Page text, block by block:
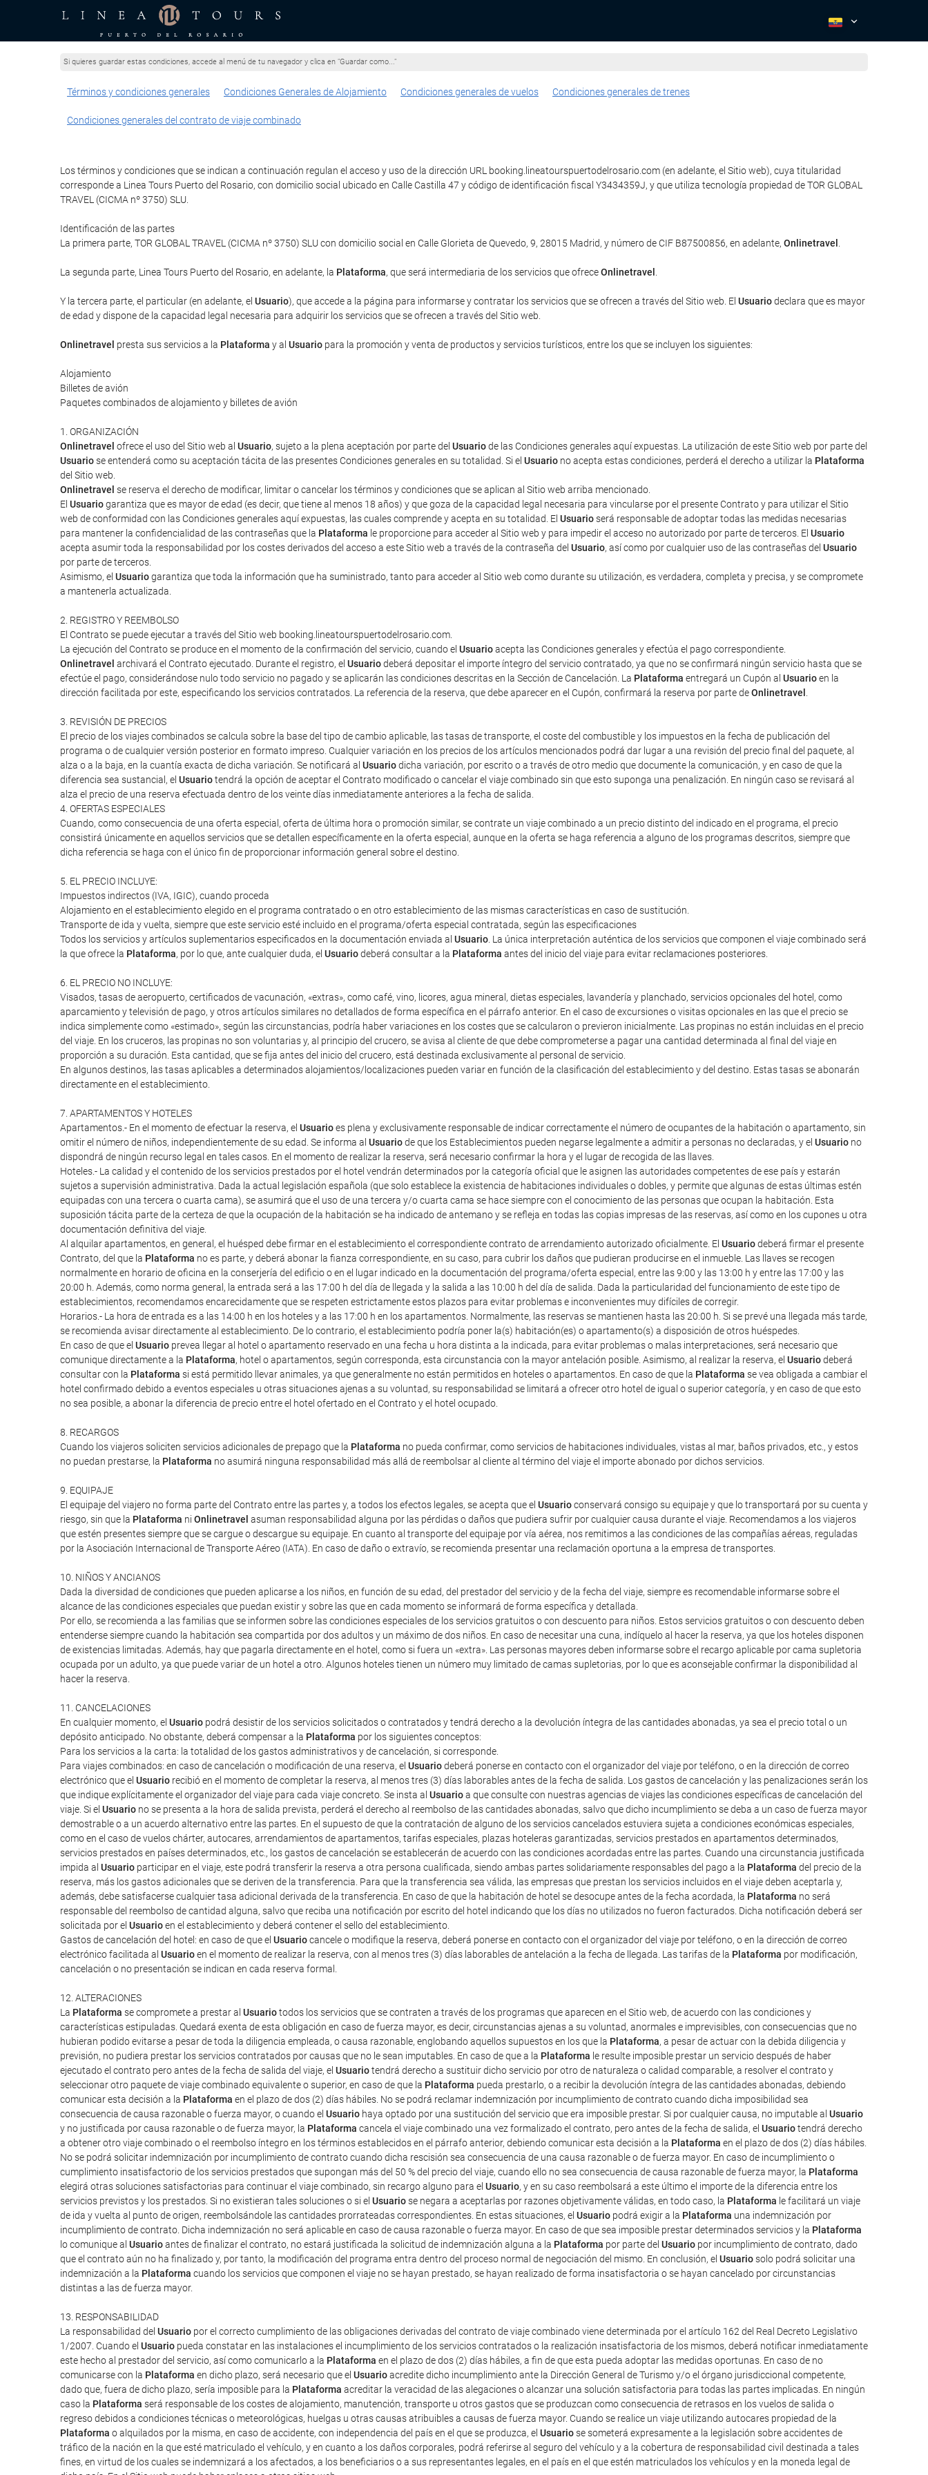
Si quieres guardar estas condiciones, accede al menú de tu navegador y clica en "Guardar como..."
Términos y condiciones generales Condiciones Generales de Alojamiento Condiciones generales de vuelos Condiciones generales de trenes
Condiciones generales del contrato de viaje combinado
Los términos y condiciones que se indican a continuación regulan el acceso y uso de la dirección URL booking.lineatourspuertodelrosario.com (en adelante, el Sitio web), cuya titularidad
corresponde a Linea Tours Puerto del Rosario, con domicilio social ubicado en Calle Castilla 47 y código de identificación fiscal Y3434359J, y que utiliza tecnología propiedad de TOR GLOBAL
TRAVEL (CICMA nº 3750) SLU.
Identificación de las partes
La primera parte, TOR GLOBAL TRAVEL (CICMA nº 3750) SLU con domicilio social en Calle Glorieta de Quevedo, 9, 28015 Madrid, y número de CIF B87500856, en adelante, Onlinetravel
La segunda parte, Linea Tours Puerto del Rosario, en adelante, la Plataforma, que será intermediaria de los servicios que ofreceOnlinetravel
Y la tercera parte, el particular (en adelante, el Usuario), que accede a la página para informarse y contratar los servicios que se ofrecen a través del Sitio web. El Usuariodeclara que es mayor
de edad y dispone de la capacidad legal necesaria para adquirir los servicios que se ofrecen a través del Sitio web.
Onlinetravel presta sus servicios a la Plataforma y al Usuario para la promoción y venta de productos y servicios turísticos, entre los que se incluyen los siguientes:
Alojamiento
Billetes de avión
Paquetes combinados de alojamiento y billetes de avión
1. ORGANIZACIÓN
Onlinetravel ofrece el uso del Sitio web al Usuario, sujeto a la plena aceptación por parte del Usuariode las Condiciones generales aquí expuestas. La utilización de este Sitio web por parte del
Usuariose entenderá como su aceptación tácita de las presentes Condiciones generales en su totalidad. Si el Usuario no acepta estas condiciones, perderá el derecho a utilizar la Plataforma
del Sitio web.
Onlinetravel se reserva el derecho de modificar, limitar o cancelar los términos y condiciones que se aplican al Sitio web arriba mencionado.
El Usuariogarantiza que es mayor de edad (es decir, que tiene al menos 18 años) y que goza de la capacidad legal necesaria para vincularse por el presente Contrato y para utilizar el Sitio
web de conformidad con las Condiciones generales aquí expuestas, las cuales comprende y acepta en su totalidad. El Usuarioserá responsable de adoptar todas las medidas necesarias
para mantener la confidencialidad de las contraseñas que la Plataforma le proporcione para acceder al Sitio web y para impedir el acceso no autorizado por parte de terceros. El Usuario
acepta asumir toda la responsabilidad por los costes derivados del acceso a este Sitio web a través de la contraseña del Usuario, así como por cualquier uso de las contraseñas del Usuario
por parte de terceros.
Asimismo, el Usuariogarantiza que toda la información que ha suministrado, tanto para acceder al Sitio web como durante su utilización, es verdadera, completa y precisa, y se compromete
a mantenerla actualizada.
2. REGISTRO Y REEMBOLSO
El Contrato se puede ejecutar a través del Sitio web booking.lineatourspuertodelrosario.com.
La ejecución del Contrato se produce en el momento de la confirmación del servicio, cuando el Usuarioacepta las Condiciones generales y efectúa el pago correspondiente.
Onlinetravel archivará el Contrato ejecutado. Durante el registro, el Usuariodeberá depositar el importe íntegro del servicio contratado, ya que no se confirmará ningún servicio hasta que se
efectúe el pago, considerándose nulo todo servicio no pagado y se aplicarán las condiciones descritas en la Sección de Cancelación. La Plataforma entregará un Cupón al Usuarioen la
dirección facilitada por este, especificando los servicios contratados. La referencia de la reserva, que debe aparecer en el Cupón, confirmará la reserva por parte deOnlinetravel
3. REVISIÓN DE PRECIOS
El precio de los viajes combinados se calcula sobre la base del tipo de cambio aplicable, las tasas de transporte, el coste del combustible y los impuestos en la fecha de publicación del
programa o de cualquier versión posterior en formato impreso. Cualquier variación en los precios de los artículos mencionados podrá dar lugar a una revisión del precio final del paquete, al
alza o a la baja, en la cuantía exacta de dicha variación. Se notificará al Usuariodicha variación, por escrito o a través de otro medio que documente la comunicación, y en caso de que la
diferencia sea sustancial, el Usuariotendrá la opción de aceptar el Contrato modificado o cancelar el viaje combinado sin que esto suponga una penalización. En ningún caso se revisará al
alza el precio de una reserva efectuada dentro de los veinte días inmediatamente anteriores a la fecha de salida.
4. OFERTAS ESPECIALES
Cuando, como consecuencia de una oferta especial, oferta de última hora o promoción similar, se contrate un viaje combinado a un precio distinto del indicado en el programa, el precio
consistirá únicamente en aquellos servicios que se detallen específicamente en la oferta especial, aunque en la oferta se haga referencia a alguno de los programas descritos, siempre que
dicha referencia se haga con el único fin de proporcionar información general sobre el destino.
5. EL PRECIO INCLUYE:
Impuestos indirectos (IVA, IGIC), cuando proceda
Alojamiento en el establecimiento elegido en el programa contratado o en otro establecimiento de las mismas características en caso de sustitución.
Transporte de ida y vuelta, siempre que este servicio esté incluido en el programa/oferta especial contratada, según las especificaciones
Todos los servicios y artículos suplementarios especificados en la documentación enviada al Usuario . La única interpretación auténtica de los servicios que componen el viaje combinado será
la que ofrece la Plataforma, por lo que, ante cualquier duda, el Usuariodeberá consultar a la Plataforma antes del inicio del viaje para evitar reclamaciones posteriores.
6. EL PRECIO NO INCLUYE:
Visados, tasas de aeropuerto, certificados de vacunación, «extras», como café, vino, licores, agua mineral, dietas especiales, lavandería y planchado, servicios opcionales del hotel, como
aparcamiento y televisión de pago, y otros artículos similares no detallados de forma específica en el párrafo anterior. En el caso de excursiones o visitas opcionales en las que el precio se
indica simplemente como «estimado», según las circunstancias, podría haber variaciones en los costes que se calcularon o previeron inicialmente. Las propinas no están incluidas en el precio
del viaje. En los cruceros, las propinas no son voluntarias y, al principio del crucero, se avisa al cliente de que debe comprometerse a pagar una cantidad determinada al final del viaje en
proporción a su duración. Esta cantidad, que se fija antes del inicio del crucero, está destinada exclusivamente al personal de servicio.
En algunos destinos, las tasas aplicables a determinados alojamientos/localizaciones pueden variar en función de la clasificación del establecimiento y del destino. Estas tasas se abonarán
directamente en el establecimiento.
7. APARTAMENTOS Y HOTELES
Apartamentos.- En el momento de efectuar la reserva, el Usuarioes plena y exclusivamente responsable de indicar correctamente el número de ocupantes de la habitación o apartamento, sin
omitir el número de niños, independientemente de su edad. Se informa al Usuariode que los Establecimientos pueden negarse legalmente a admitir a personas no declaradas, y el Usuario no
dispondrá de ningún recurso legal en tales casos. En el momento de realizar la reserva, será necesario confirmar la hora y el lugar de recogida de las llaves.
Hoteles.- La calidad y el contenido de los servicios prestados por el hotel vendrán determinados por la categoría oficial que le asignen las autoridades competentes de ese país y estarán
sujetos a supervisión administrativa. Dada la actual legislación española (que solo establece la existencia de habitaciones individuales o dobles, y permite que algunas de estas últimas estén
equipadas con una tercera o cuarta cama), se asumirá que el uso de una tercera y/o cuarta cama se hace siempre con el conocimiento de las personas que ocupan la habitación. Esta
suposición tácita parte de la certeza de que la ocupación de la habitación se ha indicado de antemano y se refleja en todas las copias impresas de las reservas, así como en los cupones u otra
documentación definitiva del viaje.
Al alquilar apartamentos, en general, el huésped debe firmar en el establecimiento el correspondiente contrato de arrendamiento autorizado oficialmente. El Usuariodeberá firmar el presente
Contrato, del que la Plataforma no es parte, y deberá abonar la fianza correspondiente, en su caso, para cubrir los daños que pudieran producirse en el inmueble. Las llaves se recogen
normalmente en horario de oficina en la conserjería del edificio o en el lugar indicado en la documentación del programa/oferta especial, entre las 9:00 y las 13:00 h y entre las 17:00 y las
20:00 h. Además, como norma general, la entrada será a las 17:00 h del día de llegada y la salida a las 10:00 h del día de salida. Dada la particularidad del funcionamiento de este tipo de
establecimientos, recomendamos encarecidamente que se respeten estrictamente estos plazos para evitar problemas e inconvenientes muy difíciles de corregir.
Horarios.- La hora de entrada es a las 14:00 h en los hoteles y a las 17:00 h en los apartamentos. Normalmente, las reservas se mantienen hasta las 20:00 h. Si se prevé una llegada más tarde,
se recomienda avisar directamente al establecimiento. De lo contrario, el establecimiento podría poner la(s) habitación(es) o apartamento(s) a disposición de otros huéspedes.
En caso de que el Usuario prevea llegar al hotel o apartamento reservado en una fecha u hora distinta a la indicada, para evitar problemas o malas interpretaciones, será necesario que
comunique directamente a la Plataforma, hotel o apartamentos, según corresponda, esta circunstancia con la mayor antelación posible. Asimismo, al realizar la reserva, el Usuariodeberá
consultar con la Plataforma si está permitido llevar animales, ya que generalmente no están permitidos en hoteles o apartamentos. En caso de que la Plataforma se vea obligada a cambiar el
hotel confirmado debido a eventos especiales u otras situaciones ajenas a su voluntad, su responsabilidad se limitará a ofrecer otro hotel de igual o superior categoría, y en caso de que esto
no sea posible, a abonar la diferencia de precio entre el hotel ofertado en el Contrato y el hotel ocupado.
8. RECARGOS
Cuando los viajeros soliciten servicios adicionales de prepago que la Plataforma no pueda confirmar, como servicios de habitaciones individuales, vistas al mar, baños privados, etc., y estos
no puedan prestarse, la Plataforma no asumirá ninguna responsabilidad más allá de reembolsar al cliente al término del viaje el importe abonado por dichos servicios.
9. EQUIPAJE
El equipaje del viajero no forma parte del Contrato entre las partes y, a todos los efectos legales, se acepta que el Usuarioconservará consigo su equipaje y que lo transportará por su cuenta y
riesgo, sin que la Plataforma ni Onlinetravel asuman responsabilidad alguna por las pérdidas o daños que pudiera sufrir por cualquier causa durante el viaje. Recomendamos a los viajeros
que estén presentes siempre que se cargue o descargue su equipaje. En cuanto al transporte del equipaje por vía aérea, nos remitimos a las condiciones de las compañías aéreas, reguladas
por la Asociación Internacional de Transporte Aéreo (IATA). En caso de daño o extravío, se recomienda presentar una reclamación oportuna a la empresa de transportes.
10. NIÑOS Y ANCIANOS
Dada la diversidad de condiciones que pueden aplicarse a los niños, en función de su edad, del prestador del servicio y de la fecha del viaje, siempre es recomendable informarse sobre el
alcance de las condiciones especiales que puedan existir y sobre las que en cada momento se informará de forma específica y detallada.
Por ello, se recomienda a las familias que se informen sobre las condiciones especiales de los servicios gratuitos o con descuento para niños. Estos servicios gratuitos o con descuento deben
entenderse siempre cuando la habitación sea compartida por dos adultos y un máximo de dos niños. En caso de necesitar una cuna, indíquelo al hacer la reserva, ya que los hoteles disponen
de existencias limitadas. Además, hay que pagarla directamente en el hotel, como si fuera un «extra». Las personas mayores deben informarse sobre el recargo aplicable por cama supletoria
ocupada por un adulto, ya que puede variar de un hotel a otro. Algunos hoteles tienen un número muy limitado de camas supletorias, por lo que es aconsejable confirmar la disponibilidad al
hacer la reserva.
11. CANCELACIONES
En cualquier momento, el Usuario podrá desistir de los servicios solicitados o contratados y tendrá derecho a la devolución íntegra de las cantidades abonadas, ya sea el precio total o un
depósito anticipado. No obstante, deberá compensar a la Plataforma por los siguientes conceptos:
Para los servicios a la carta: la totalidad de los gastos administrativos y de cancelación, si corresponde.
Para viajes combinados: en caso de cancelación o modificación de una reserva, el Usuariodeberá ponerse en contacto con el organizador del viaje por teléfono, o en la dirección de correo
electrónico que el Usuario recibió en el momento de completar la reserva, al menos tres (3) días laborables antes de la fecha de salida. Los gastos de cancelación y las penalizaciones serán los
que indique explícitamente el organizador del viaje para cada viaje concreto. Se insta al Usuarioa que consulte con nuestras agencias de viajes las condiciones específicas de cancelación del
viaje. Si el Usuario no se presenta a la hora de salida prevista, perderá el derecho al reembolso de las cantidades abonadas, salvo que dicho incumplimiento se deba a un caso de fuerza mayor
demostrable o a un acuerdo alternativo entre las partes. En el supuesto de que la contratación de alguno de los servicios cancelados estuviera sujeta a condiciones económicas especiales,
como en el caso de vuelos chárter, autocares, arrendamientos de apartamentos, tarifas especiales, plazas hoteleras garantizadas, servicios prestados en apartamentos determinados,
servicios prestados en países determinados, etc., los gastos de cancelación se establecerán de acuerdo con las condiciones acordadas entre las partes. Cuando una circunstancia justificada
impida al Usuario participar en el viaje, este podrá transferir la reserva a otra persona cualificada, siendo ambas partes solidariamente responsables del pago a la Plataforma del precio de la
reserva, más los gastos adicionales que se deriven de la transferencia. Para que la transferencia sea válida, las empresas que prestan los servicios incluidos en el viaje deben aceptarla y,
además, debe satisfacerse cualquier tasa adicional derivada de la transferencia. En caso de que la habitación de hotel se desocupe antes de la fecha acordada, la Plataforma no será
responsable del reembolso de cantidad alguna, salvo que reciba una notificación por escrito del hotel indicando que los días no utilizados no fueron facturados. Dicha notificación deberá ser
solicitada por el Usuarioen el establecimiento y deberá contener el sello del establecimiento.
Gastos de cancelación del hotel: en caso de que el Usuariocancele o modifique la reserva, deberá ponerse en contacto con el organizador del viaje por teléfono, o en la dirección de correo
electrónico facilitada al Usuarioen el momento de realizar la reserva, con al menos tres (3) días laborables de antelación a la fecha de llegada. Las tarifas de la Plataforma por modificación,
cancelación o no presentación se indican en cada reserva formal.
12. ALTERACIONES
La Plataforma se compromete a prestar al Usuariotodos los servicios que se contraten a través de los programas que aparecen en el Sitio web, de acuerdo con las condiciones y
características estipuladas. Quedará exenta de esta obligación en caso de fuerza mayor, es decir, circunstancias ajenas a su voluntad, anormales e imprevisibles, con consecuencias que no
hubieran podido evitarse a pesar de toda la diligencia empleada, o causa razonable, englobando aquellos supuestos en los que la Plataforma, a pesar de actuar con la debida diligencia y
previsión, no pudiera prestar los servicios contratados por causas que no le sean imputables. En caso de que a la Plataforma le resulte imposible prestar un servicio después de haber
ejecutado el contrato pero antes de la fecha de salida del viaje, el Usuariotendrá derecho a sustituir dicho servicio por otro de naturaleza o calidad comparable, a resolver el contrato y
seleccionar otro paquete de viaje combinado equivalente o superior, en caso de que la Plataforma pueda prestarlo, o a recibir la devolución íntegra de las cantidades abonadas, debiendo
comunicar esta decisión a la Plataforma en el plazo de dos (2) días hábiles. No se podrá reclamar indemnización por incumplimiento de contrato cuando dicha imposibilidad sea
consecuencia de causa razonable o fuerza mayor, o cuando el Usuario haya optado por una sustitución del servicio que era imposible prestar. Si por cualquier causa, no imputable al Usuario
y no justificada por causa razonable o de fuerza mayor, la Plataforma cancela el viaje combinado una vez formalizado el contrato, pero antes de la fecha de salida, el Usuariotendrá derecho
a obtener otro viaje combinado o el reembolso íntegro en los términos establecidos en el párrafo anterior, debiendo comunicar esta decisión a la Plataforma en el plazo de dos (2) días hábiles.
No se podrá solicitar indemnización por incumplimiento de contrato cuando dicha rescisión sea consecuencia de una causa razonable o de fuerza mayor. En caso de incumplimiento o
cumplimiento insatisfactorio de los servicios prestados que supongan más del 50 % del precio del viaje, cuando ello no sea consecuencia de causa razonable de fuerza mayor, la Plataforma
elegirá otras soluciones satisfactorias para continuar el viaje combinado, sin recargo alguno para el Usuario, y en su caso reembolsará a este último el importe de la diferencia entre los
servicios previstos y los prestados. Si no existieran tales soluciones o si el Usuariose negara a aceptarlas por razones objetivamente válidas, en todo caso, la Plataforma le facilitará un viaje
de ida y vuelta al punto de origen, reembolsándole las cantidades prorrateadas correspondientes. En estas situaciones, el Usuario podrá exigir a la Plataforma una indemnización por
incumplimiento de contrato. Dicha indemnización no será aplicable en caso de causa razonable o fuerza mayor. En caso de que sea imposible prestar determinados servicios y la Plataforma
lo comunique al Usuarioantes de finalizar el contrato, no estará justificada la solicitud de indemnización alguna a la Plataforma por parte del Usuario por incumplimiento de contrato, dado
que el contrato aún no ha finalizado y, por tanto, la modificación del programa entra dentro del proceso normal de negociación del mismo. En conclusión, el Usuariosolo podrá solicitar una
indemnización a la Plataforma cuando los servicios que componen el viaje no se hayan prestado, se hayan realizado de forma insatisfactoria o se hayan cancelado por circunstancias
distintas a las de fuerza mayor.
13. RESPONSABILIDAD
La responsabilidad del Usuario por el correcto cumplimiento de las obligaciones derivadas del contrato de viaje combinado viene determinada por el artículo 162 del Real Decreto Legislativo
1/2007. Cuando el Usuario pueda constatar en las instalaciones el incumplimiento de los servicios contratados o la realización insatisfactoria de los mismos, deberá notificar inmediatamente
este hecho al prestador del servicio, así como comunicarlo a la Plataforma en el plazo de dos (2) días hábiles, a fin de que esta pueda adoptar las medidas oportunas. En caso de no
comunicarse con la Plataforma en dicho plazo, será necesario que el Usuarioacredite dicho incumplimiento ante la Dirección General de Turismo y/o el órgano jurisdiccional competente,
dado que, fuera de dicho plazo, sería imposible para la Plataforma acreditar la veracidad de las alegaciones o alcanzar una solución satisfactoria para todas las partes implicadas. En ningún
caso la Plataforma será responsable de los costes de alojamiento, manutención, transporte u otros gastos que se produzcan como consecuencia de retrasos en los vuelos de salida o
regreso debidos a condiciones técnicas o meteorológicas, huelgas u otras causas atribuibles a causas de fuerza mayor. Cuando se realice un viaje utilizando autocares propiedad de la
Plataforma o alquilados por la misma, en caso de accidente, con independencia del país en el que se produzca, el Usuariose someterá expresamente a la legislación sobre accidentes de
tráfico de la nación en la que esté matriculado el vehículo, y en cuanto a los daños corporales, podrá referirse al seguro del vehículo y a la cobertura de responsabilidad civil destinada a tales
fines, en virtud de los cuales se indemnizará a los afectados, a los beneficiarios o a sus representantes legales, en el país en el que estén matriculados los vehículos y en la moneda legal de